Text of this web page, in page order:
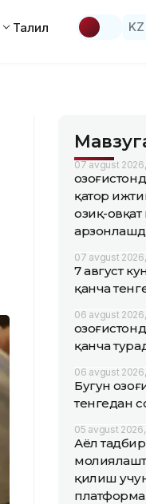
Таҳлил KZ
07 avgust
қатор
озиқ-
07 avgust
7 август
қанча
06 avgust 2026,
қанча
06 avgust
Бугун
тенгедан
05 avgust 2026,
Аёл
қилиш